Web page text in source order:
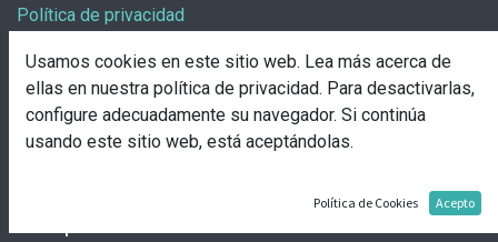
Política de privacidad
Información / Franquicias
Abre tu tienda
Pasos para abrir tu tienda
Usamos cookies en este sitio web. Lea más acerca de
ellas en nuestra política de privacidad. Para desactivarlas,
configure adecuadamente su navegador. Si continúa
usando este sitio web, está aceptándolas.
Política de Cookies Acepto